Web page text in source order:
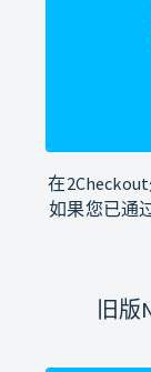
在
如果您已通
旧版